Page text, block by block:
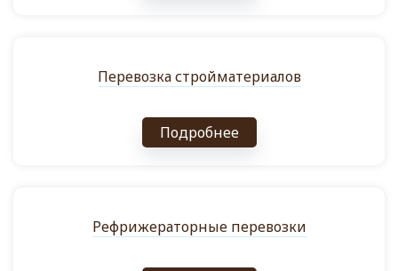
Перевозка стройматериалов
Подробнее
Рефрижераторные перевозки